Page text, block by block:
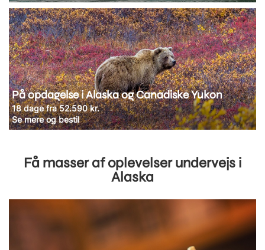
På opdagelse i Alaska og Canadiske Yukon
18 dage fra 52.590 kr.
Se mere og bestil
Få masser af oplevelser undervejs i
Alaska